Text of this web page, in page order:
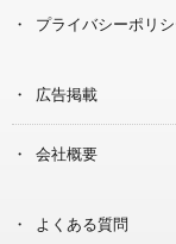
プライバシーポリ
広告掲載
会社概要
よくある質問